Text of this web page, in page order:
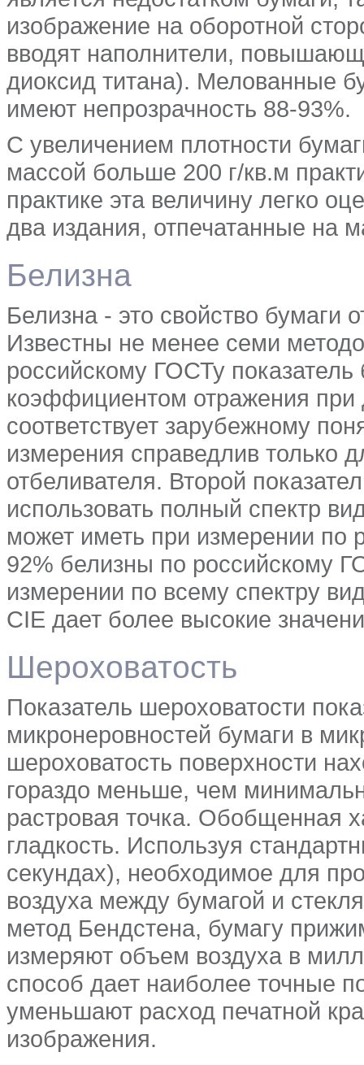
изображение на оборотной
вводят наполнители,
диоксид титана). Мелованные
имеют непрозрачность 88-93%.
С увеличением плотности
массой больше 200 г/кв.м
практике эта величину легко
два издания, отпечатанные на
Белизна
Белизна - это свойство бумаги
Известны не менее семи
российскому ГОСТу показатель
коэффициентом отражения при
соответствует зарубежному
измерения справедлив только
отбеливателя. Второй
использовать полный спектр
может иметь при измерении по
92% белизны по российскому
измерении по всему спектру
CIE дает более высокие
Шероховатость
Показатель шероховатости
микронеровностей бумаги в
шероховатость поверхности
гораздо меньше, чем
растровая точка. Обобщенная
гладкость. Используя
секундах), необходимое для
воздуха между бумагой и
метод Бендстена, бумагу
измеряют объем воздуха в
способ дает наиболее точные
уменьшают расход печатной
изображения.